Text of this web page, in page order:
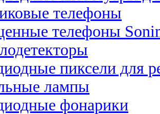
телефоны
телефоны
пиксели для
лампы
фонарики